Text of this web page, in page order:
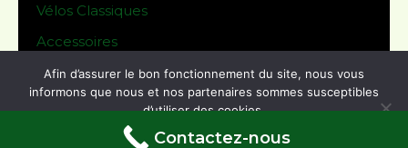
Vélos Classiques
Accessoires
© 2024 Le Derailleur -Mentions légales
Contactez-nous
Afin d’assurer le bon fonctionnement du site, nous vous
informons que nous et nos partenaires sommes susceptibles
d’utiliser des cookies.
Ok